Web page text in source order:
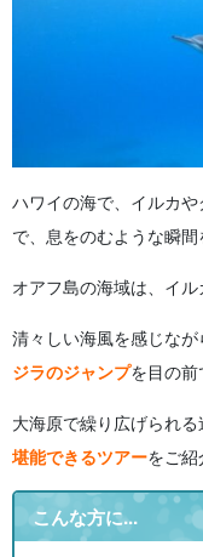
ハワイの海で、イルカ
で、息をのむような瞬
オアフ島の海域は、イ
清々しい海風を感じなが
ジラのジャンプを目の前
大海原で繰り広げられる
堪能できるツアーをご
こんな方に...